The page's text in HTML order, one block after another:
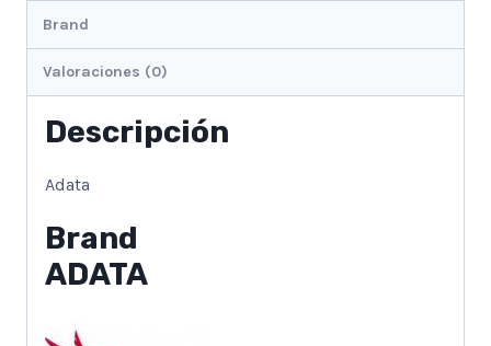
Brand
Valoraciones (0)
Descripción
Adata
Brand
ADATA